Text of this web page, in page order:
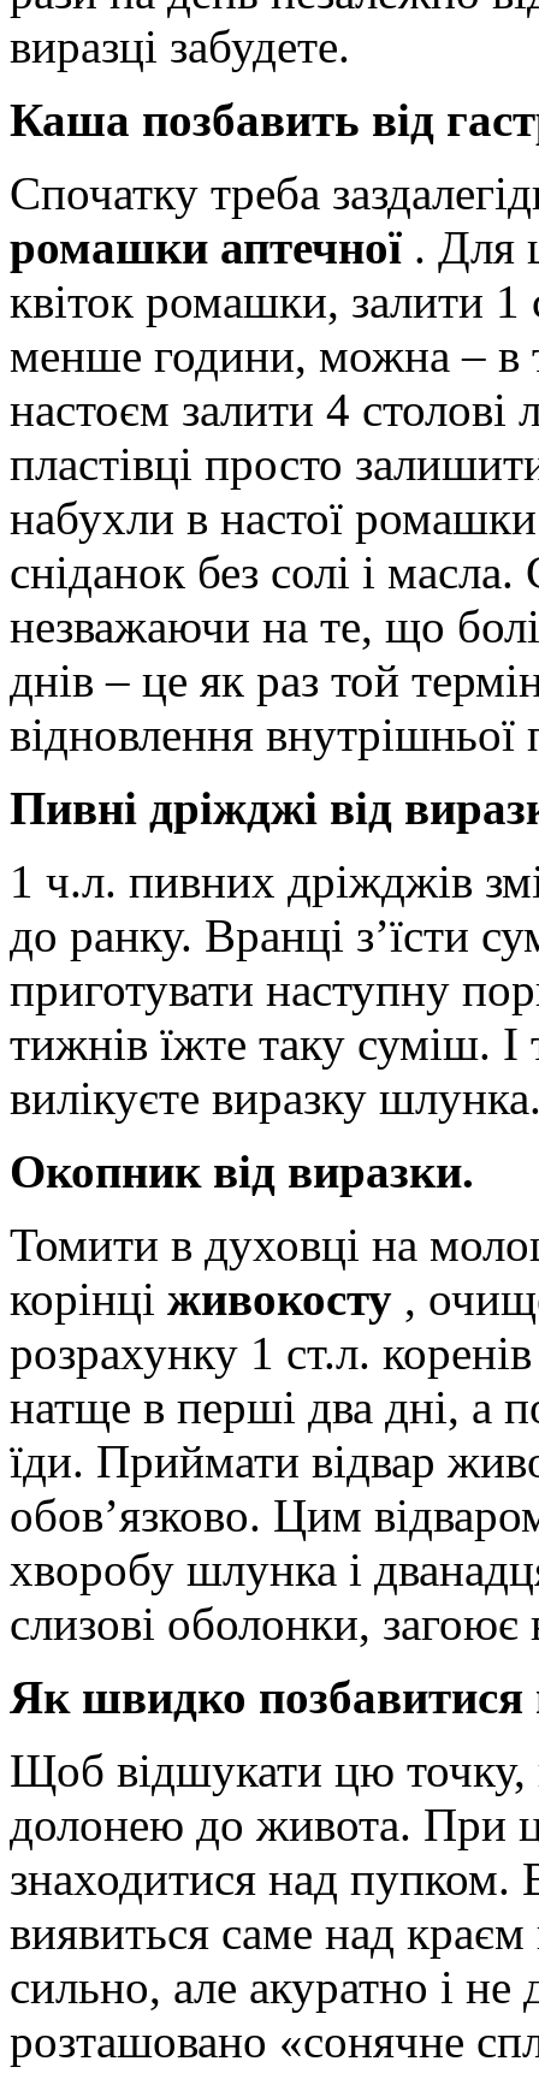
виразці забудете.
Каша позбавить від
Спочатку треба
ромашки аптечної . Для
квіток ромашки, залити
менше години, можна – в
настоєм залити 4 столові
пластівці просто
набухли в настої
сніданок без солі і
незважаючи на те, що
днів – це як раз той
відновлення
Пивні дріжджі від
1 ч.л. пивних дріжджів
до ранку. Вранці з’їсти
приготувати наступну
тижнів їжте таку суміш.
вилікуєте виразку
Окопник від виразки.
Томити в духовці на
корінці живокосту ,
розрахунку 1 ст.л.
натще в перші два дні, а
їди. Приймати відвар
обов’язково. Цим
хворобу шлунка і
слизові оболонки, загоює
Як швидко позбавитися
Щоб відшукати цю точку,
долонею до живота. При
знаходитися над пупком.
виявиться саме над краєм
сильно, але акуратно і
розташовано «сонячне